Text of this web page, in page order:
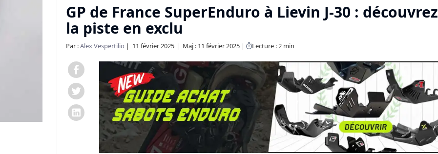
GP de France SuperEnduro à Lievin J-30 : découvrez
la piste en exclu
Par :Alex Vespertilio 11 février 2025 Maj : 11 février 2025 Lecture : 2 min